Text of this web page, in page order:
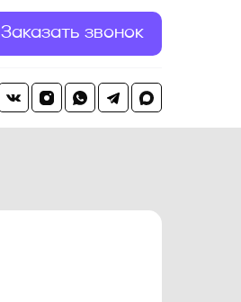
Заказать звонок